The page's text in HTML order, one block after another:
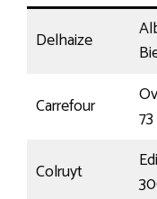
Delhaize
Carrefour
73
Colruyt